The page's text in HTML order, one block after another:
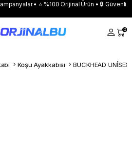
• ⭐ %100 Orijinal Ürün • 🔒 Güvenli
0
Koşu Ayakkabısı